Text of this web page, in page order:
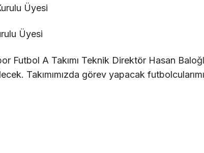
Üyesi
Üyesi
Futbol A Takımı Teknik Direktör Hasan
Takımımızda görev yapacak